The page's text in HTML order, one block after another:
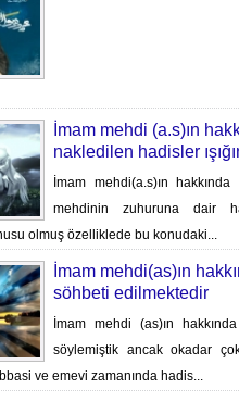
İmam mehdi (a.s)ın
nakledilen hadisler
İmam mehdi(a.s)ın
mehdinin zuhuruna dair
olmuş özelliklede bu konudaki...
İmam mehdi(as)ın
söhbeti edilmektedir
İmam mehdi (as)ın
söylemiştik ancak okadar
ve emevi zamanında hadis...